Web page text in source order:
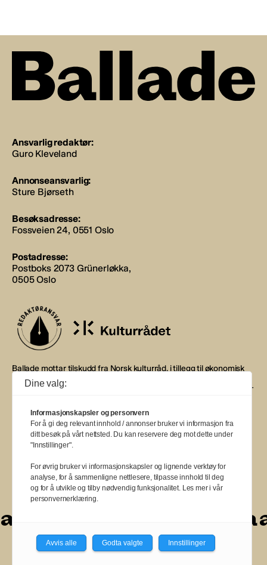
Ansvarlig redaktør:
Guro Kleveland
Annonseansvarlig:
Sture Bjørseth
Besøksadresse:
Fossveien 24, 0551 Oslo
Postadresse:
Postboks 2073 Grünerløkka,
0505 Oslo
Ballade mottar tilskudd fra Norsk kulturråd, i tillegg til økonomisk
støtte fra eierne NOPA, Norsk komponistforening og
Musikkforleggerne. Ballade drives etter Redaktør- og Vær Varsom-
BALLADE — NORGES MUSIKKMAGASIN
a
aa
aa
aa
a
Dine valg:
Informasjonskapsler og personvern
For å gi deg relevant innhold / annonser bruker vi informasjon fra
ditt besøk på vårt nettsted. Du kan reservere deg mot dette under
"Innstillinger".
For øvrig bruker vi informasjonskapsler og lignende verktøy for
analyse, for å sammenligne nettlesere, tilpasse innhold til deg
og for å utvikle og tilby nødvendig funksjonalitet. Les mer i vår
personvernerklæring.
Avvis alle Godta valgte Innstillinger